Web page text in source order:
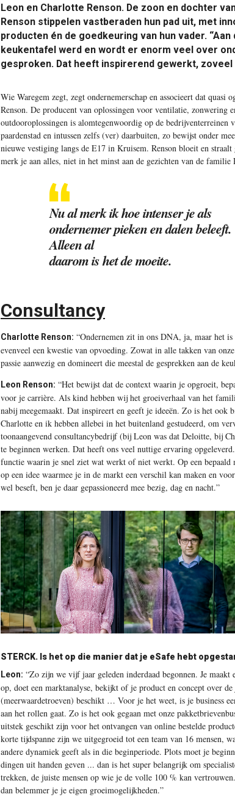
Leon en Charlotte Renson. De zoon en dochter
Renson stippelen vastberaden hun pad uit, met
producten én de goedkeuring van hun vader. “Aan
keukentafel werd en wordt er enorm veel over
gesproken. Dat heeft inspirerend gewerkt, zoveel
Wie Waregem zegt, zegt ondernemerschap en associeert dat quasi
Renson. De producent van oplossingen voor ventilatie, zonwering
outdooroplossingen is alomtegenwoordig op de bedrijventerreinen
paardenstad en intussen zelfs (ver) daarbuiten, zo bewijst onder
nieuwe vestiging langs de E17 in Kruisem. Renson bloeit en
merk je aan alles, niet in het minst aan de gezichten van de familie
Nu al merk ik hoe intenser je als
ondernemer pieken en dalen beleeft.
Alleen al
daarom is het de moeite.
Consultancy
Charlotte Renson: “Ondernemen zit in ons DNA, ja, maar het is
evenveel een kwestie van opvoeding. Zowat in alle takken van
passie aanwezig en domineert die meestal de gesprekken aan de
Leon Renson: “Het bewijst dat de context waarin je opgroeit,
voor je carrière. Als kind hebben wij het groeiverhaal van het
nabij meegemaakt. Dat inspireert en geeft je ideeën. Zo is het ook
Charlotte en ik hebben allebei in het buitenland gestudeerd, om
toonaangevend consultancybedrijf (bij Leon was dat Deloitte, bij
te beginnen werken. Dat heeft ons veel nuttige ervaring
functie waarin je snel ziet wat werkt of niet werkt. Op een bepaald
op een idee waarmee je in de markt een verschil kan maken en
wel beseft, ben je daar gepassioneerd mee bezig, dag en nacht.”
STERCK. Is het op die manier dat je eSafe hebt
Leon: “Zo zijn we vijf jaar geleden inderdaad begonnen. Je maakt
op, doet een marktanalyse, bekijkt of je product en concept over de
(meerwaardetroeven) beschikt … Voor je het weet, is je business
aan het rollen gaat. Zo is het ook gegaan met onze
uitstek geschikt zijn voor het ontvangen van online bestelde
korte tijdspanne zijn we uitgegroeid tot een team van 16 mensen,
andere dynamiek geeft als in die beginperiode. Plots moet je
dingen uit handen geven ... dan is het super belangrijk om
trekken, de juiste mensen op wie je de volle 100 % kan
dan belemmer je je eigen groeimogelijkheden.”